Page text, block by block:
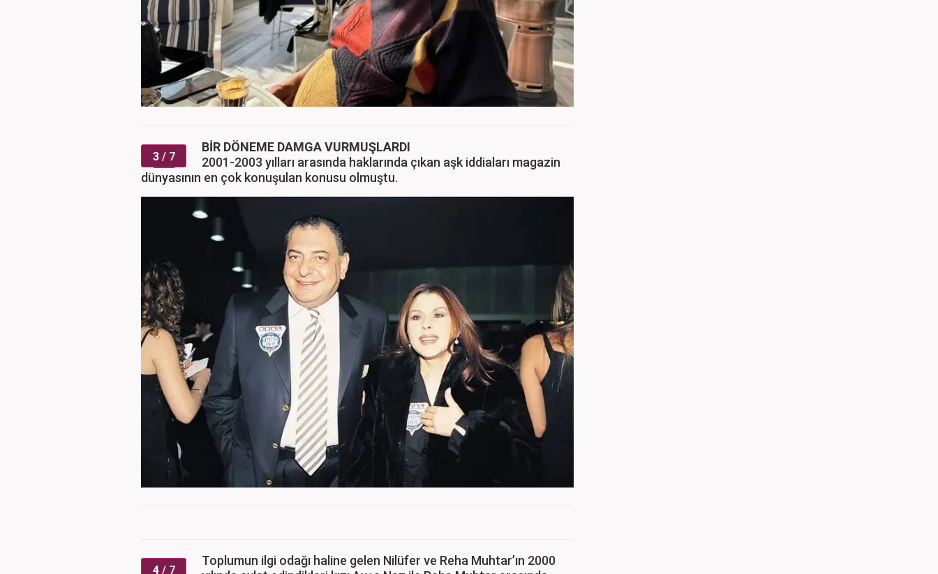
3 / 7
BİR DÖNEME DAMGA VURMUŞLARDI
2001-2003 yılları arasında haklarında çıkan aşk iddiaları magazin
dünyasının en çok konuşulan konusu olmuştu.
4 / 7
Toplumun ilgi odağı haline gelen Nilüfer ve Reha Muhtar’ın 2000